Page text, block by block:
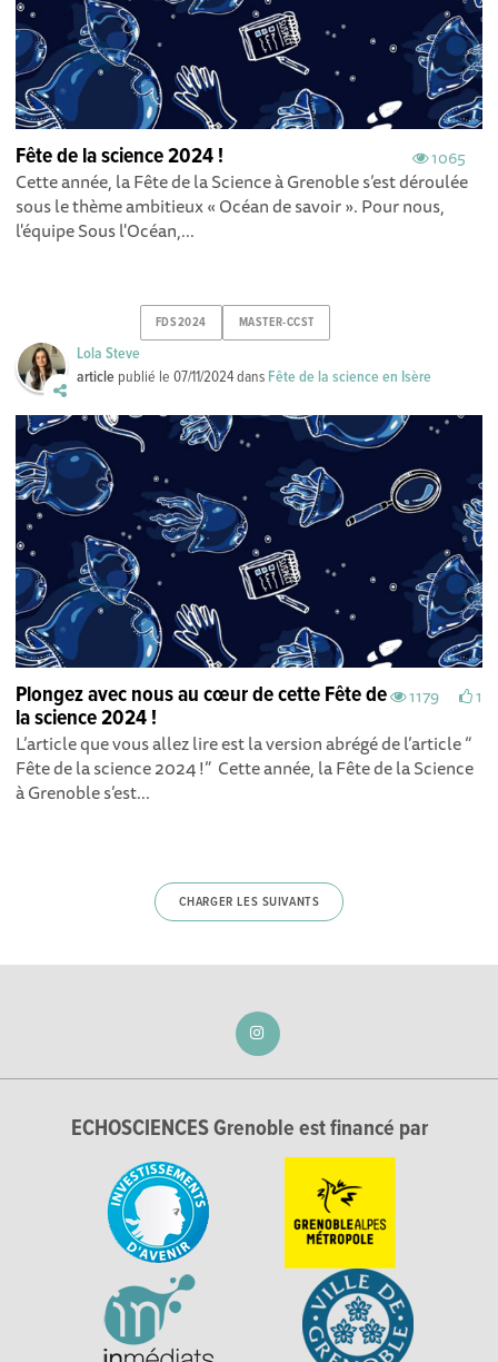
1065
Fête de la science 2024 !
Cette année, la Fête de la Science à Grenoble s’est déroulée
sous le thème ambitieux « Océan de savoir ». Pour nous,
l'équipe Sous l'Océan,...
FDS2024 MASTER-CCST
Lola Steve
article publié le07/11/2024dans Fête de la science en Isère
1179 1
Plongez avec nous au cœur de cette Fête de
la science 2024 !
L’article que vous allez lire est la version abrégé de l’article “
Fête de la science 2024 !” Cette année, la Fête de la Science
à Grenoble s’est...
CHARGER LES SUIVANTS
ECHOSCIENCES Grenoble est financé par